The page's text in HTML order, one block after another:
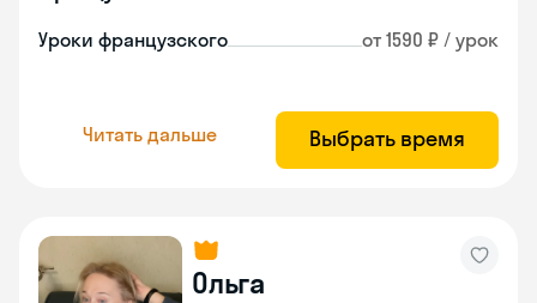
Уроки французского от 1590 ₽ / урок
Читать дальше Выбрать время
Ольга